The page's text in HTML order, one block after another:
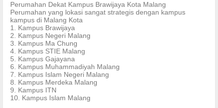
Perumahan Dekat Kampus Brawijaya Kota Malang
Perumahan yang lokasi sangat strategis dengan kampus
kampus di Malang Kota
1. Kampus Brawijaya
2. Kampus Negeri Malang
3. Kampus Ma Chung
4. Kampus STIE Malang
5. Kampus Gajayana
6. Kampus Muhammadiyah Malang
7. Kampus Islam Negeri Malang
8. Kampus Merdeka Malang
9. Kampus ITN
10. Kampus Islam Malang